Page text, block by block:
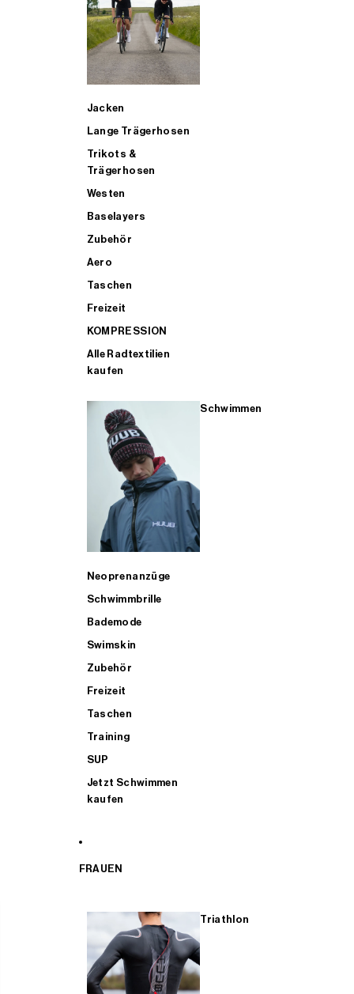
Jacken
Lange Trägerhosen
Trikots &
Trägerhosen
Westen
Baselayers
Zubehör
Aero
Taschen
Freizeit
KOMPRESSION
Alle Radtextilien
kaufen
Schwimmen
Neoprenanzüge
Schwimmbrille
Bademode
Swimskin
Zubehör
Freizeit
Taschen
Training
SUP
Jetzt Schwimmen
kaufen
FRAUEN
Triathlon
ALLE TRIATHLONARTIKEL FÜR MÄNNER KAUFEN